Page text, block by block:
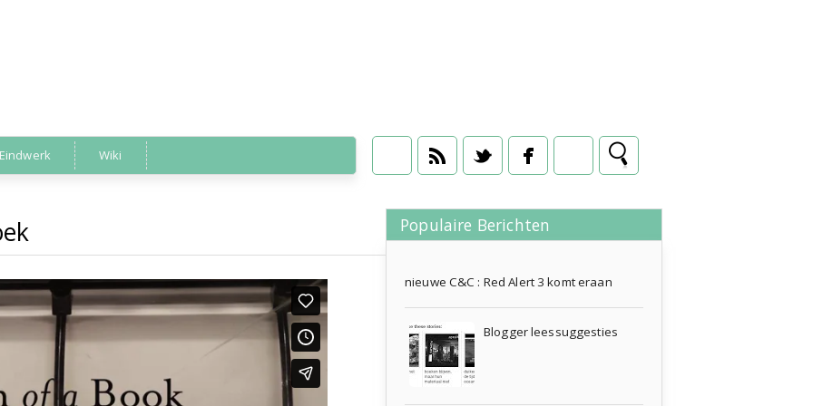
Eindwerk Wiki
Populaire Berichten
nieuwe C&C : Red Alert 3 komt eraan
Blogger leessuggesties